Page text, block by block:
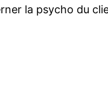
la psycho du